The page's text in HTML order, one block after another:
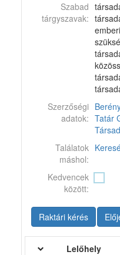
Szabad
tárgyszavak:
Szerzőségi
adatok: Tatár
Találatok
máshol:
Kedvencek
között:
Raktári kérés
Lelőhely